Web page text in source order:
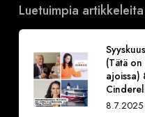
Luetuimpia artikkeleita
(Tätä
ajoissa)
8.7.2025